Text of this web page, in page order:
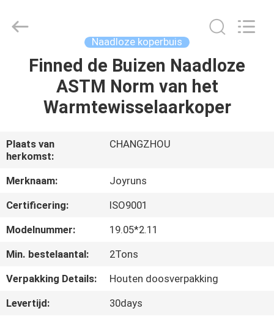
HUIS
PRODUCTEN
ONGEVEER
DE
V.S.
FABRIEKSREIS
KWALITEITSCONTROLE
CONTACTEER
Joyruns
Steel
Naadloze koperbuis
Finned de Buizen Naadloze
ASTM Norm van het
Warmtewisselaarkoper
Plaats van
herkomst:
CHANGZHOU
Merknaam:
Joyruns
Certificering:
ISO9001
Modelnummer:
19.05*2.11
Min. bestelaantal:
2Tons
Verpakking Details:
Houten doosverpakking
Levertijd:
30days